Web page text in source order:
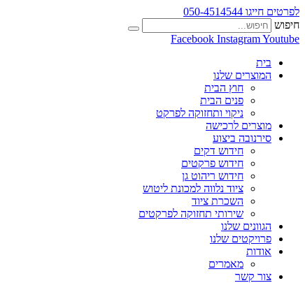
לפרטים חייגו 050-4514544
חיפוש
Facebook InstagramYoutube
בית
המוצרים שלנו
חוץ הבית
פנים הבית
ניקוי ותחזוקה לפרקט
מוצרים לרכישה
סירנובה ביצוע
חידוש דקים
חידוש פרקטים
חידוש ריהוט גן
ציוד נלווה למכונת ליטוש
השכרת ציוד
שירותי תחזוקה לפרקטים
הגוונים שלנו
פרויקטים שלנו
אודות
מאמרים
צור קשר